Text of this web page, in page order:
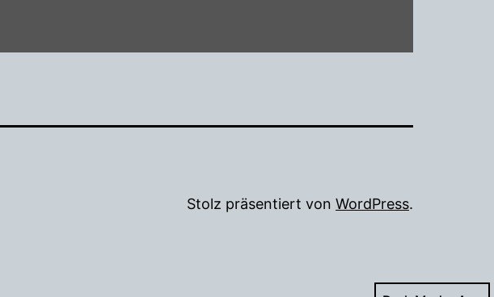
Stolz präsentiert von WordPress.